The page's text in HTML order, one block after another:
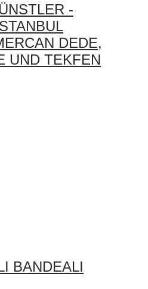
-
DEDE,
UND TEKFEN
BANDEALI